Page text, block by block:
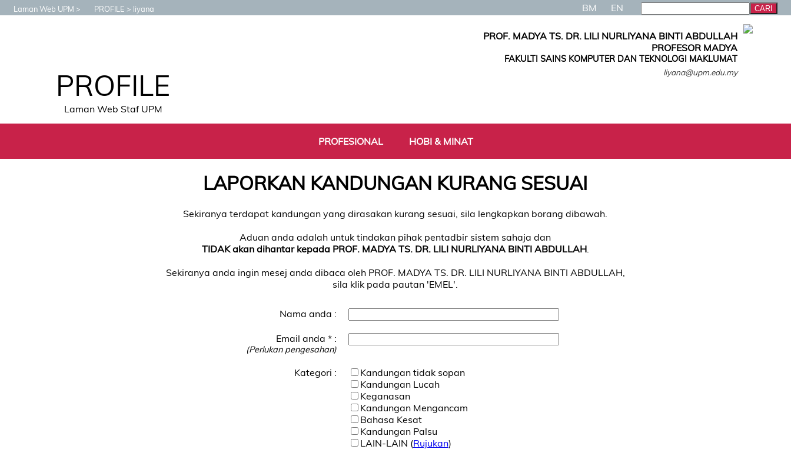
Laman Web UPM PROFILE liyana BM EN
PROFILE
Laman Web Staf UPM
PROF. MADYA TS. DR. LILI NURLIYANA BINTI ABDULLAH
PROFESOR MADYA
FAKULTI SAINS KOMPUTER DAN TEKNOLOGI MAKLUMAT
liyana@upm.edu.my
PROFESIONAL HOBI & MINAT
LAPORKAN KANDUNGAN KURANG SESUAI
Sekiranya terdapat kandungan yang dirasakan kurang sesuai, sila lengkapkan borang dibawah.
Aduan anda adalah untuk tindakan pihak pentadbir sistem sahaja dan
TIDAK akan dihantar kepada PROF. MADYA TS. DR. LILI NURLIYANA BINTI ABDULLAH.
Sekiranya anda ingin mesej anda dibaca oleh PROF. MADYA TS. DR. LILI NURLIYANA BINTI ABDULLAH,
sila klik pada pautan 'EMEL'.
Nama anda :
Email anda * :
(Perlukan pengesahan)
Kategori :
Kandungan tidak sopan
Kandungan Lucah
Keganasan
Kandungan Mengancam
Bahasa Kesat
Kandungan Palsu
LAIN-LAIN (Rujukan)